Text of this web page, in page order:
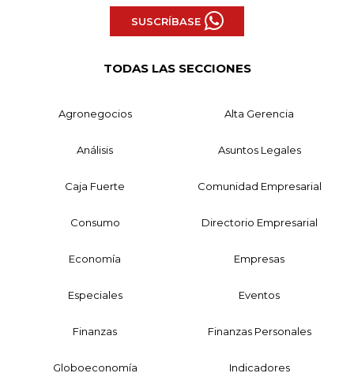
SUSCRÍBASE
TODAS LAS SECCIONES
Agronegocios Alta Gerencia
Análisis Asuntos Legales
Caja Fuerte Comunidad Empresarial
Consumo Directorio Empresarial
Economía Empresas
Especiales Eventos
Finanzas Finanzas Personales
Globoeconomía Indicadores